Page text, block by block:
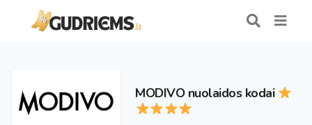
MODIVO nuolaidos kodai